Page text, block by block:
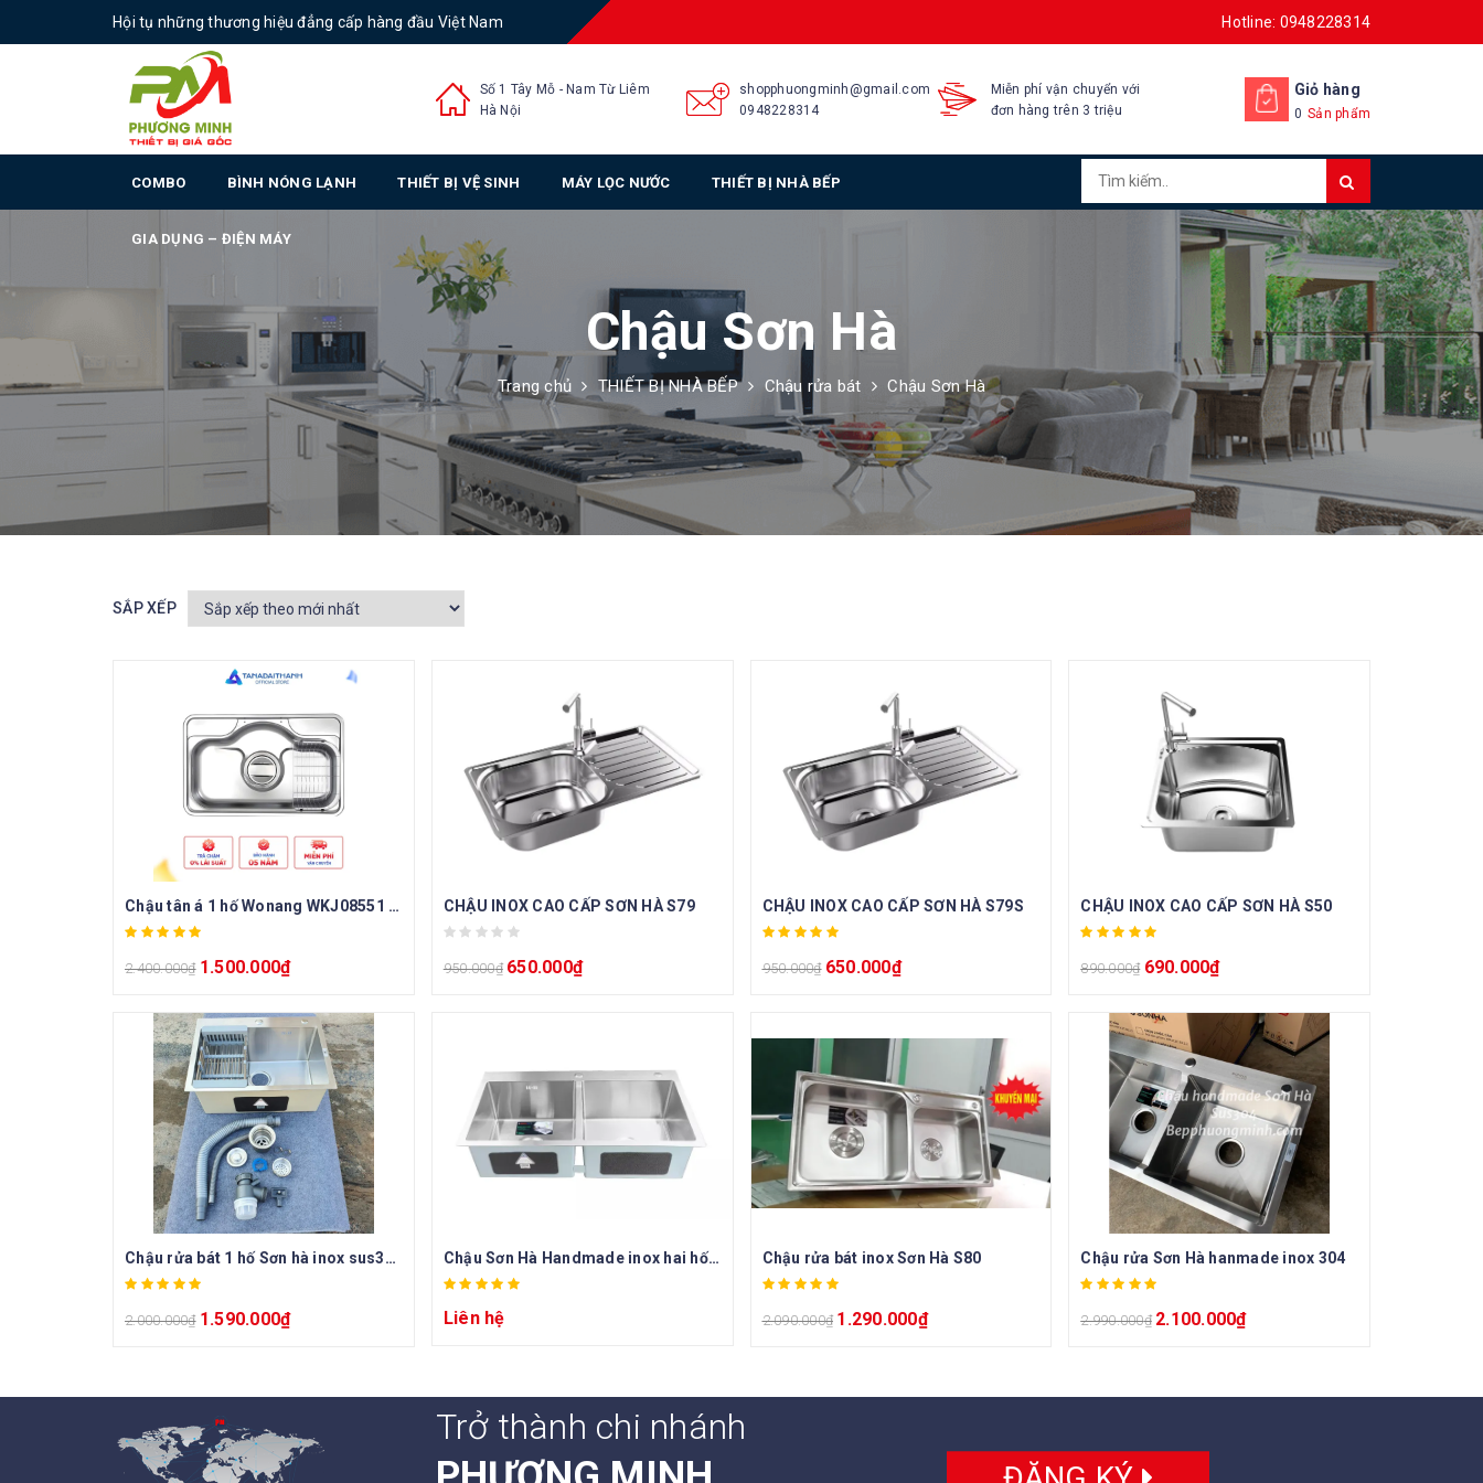
Hội tụ những thương hiệu đẳng cấp hàng đầu Việt Nam Hotline: 0948228314
Số 1 Tây Mỗ - Nam Từ Liêm
Hà Nội
shopphuongminh@gmail.com
0948228314
Miễn phí vận chuyển với
đơn hàng trên 3 triệu
Giỏ hàng
0 Sản phẩm
COMBO BÌNH NÓNG LẠNH THIẾT BỊ VỆ SINH MÁY LỌC NƯỚC THIẾT BỊ NHÀ BẾP
GIA DỤNG – ĐIỆN MÁY
Chậu Sơn Hà
Trang chủ THIẾT BỊ NHÀ BẾP Chậu rửa bát Chậu Sơn Hà
SẮP XẾP
Chậu tân á 1 hố Wonang WKJ08551 inox 304 – Made In Korea
2.400.000₫ 1.500.000₫
CHẬU INOX CAO CẤP SƠN HÀ S79
950.000₫ 650.000₫
CHẬU INOX CAO CẤP SƠN HÀ S79S
950.000₫ 650.000₫
CHẬU INOX CAO CẤP SƠN HÀ S50
890.000₫ 690.000₫
Chậu rửa bát 1 hố Sơn hà inox sus304
2.000.000₫ 1.590.000₫
Chậu Sơn Hà Handmade inox hai hố cân
Liên hệ
Chậu rửa bát inox Sơn Hà S80
2.090.000₫ 1.290.000₫
Chậu rửa Sơn Hà hanmade inox 304
2.990.000₫ 2.100.000₫
Trở thành chi nhánh